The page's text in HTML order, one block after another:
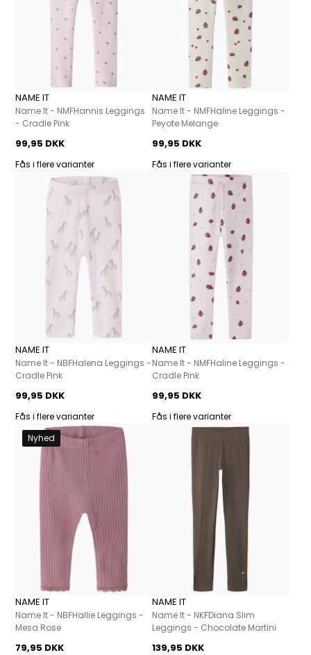
NAME IT
Name It - NMFHannis Leggings
- Cradle Pink
99,95 DKK
Fås i flere varianter
NAME IT
Name It - NMFHaline Leggings -
Peyote Melange
99,95 DKK
Fås i flere varianter
NAME IT
Name It - NBFHalena Leggings -
Cradle Pink
99,95 DKK
Fås i flere varianter
NAME IT
Name It - NMFHaline Leggings -
Cradle Pink
99,95 DKK
Fås i flere varianter
Nyhed
NAME IT
Name It - NBFHallie Leggings -
Mesa Rose
79,95 DKK
NAME IT
Name It - NKFDiana Slim
Leggings - Chocolate Martini
139,95 DKK